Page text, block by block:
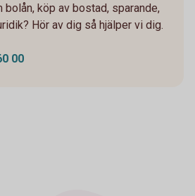
bolån, köp av bostad, sparande,
Hör av dig så hjälper vi dig.
00